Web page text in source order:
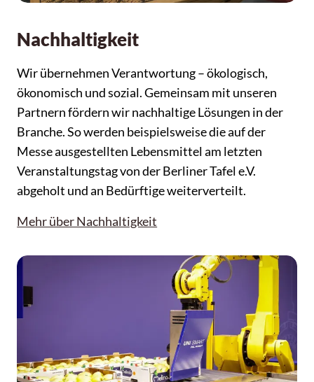
Nachhaltigkeit
Wir übernehmen Verantwortung – ökologisch,
ökonomisch und sozial. Gemeinsam mit unseren
Partnern fördern wir nachhaltige Lösungen in der
Branche. So werden beispielsweise die auf der
Messe ausgestellten Lebensmittel am letzten
Veranstaltungstag von der Berliner Tafel e.V.
abgeholt und an Bedürftige weiterverteilt.
Mehr über Nachhaltigkeit